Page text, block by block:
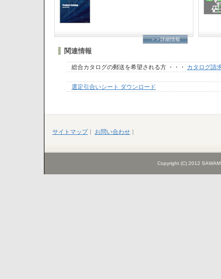
＞＞詳細情報
関連情報
総合カタログの郵送を希望される方 ・・・ カタログ請
選定引合いシート ダウンロード
サイトマップ お問い合わせ
Copyright (C) 2012